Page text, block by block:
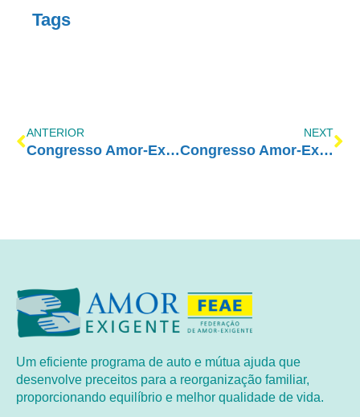
Tags
ANTERIOR
Congresso Amor-Exigente 2019 – Segundo Dia
NEXT
Congresso Amor-Exigente 2019 – Último Dia
Um eficiente programa de auto e mútua ajuda que
desenvolve preceitos para a reorganização familiar,
proporcionando equilíbrio e melhor qualidade de vida.